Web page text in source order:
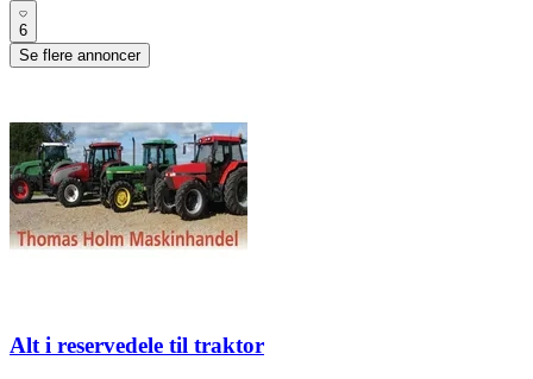
6
Se flere annoncer
Alt i reservedele til traktor